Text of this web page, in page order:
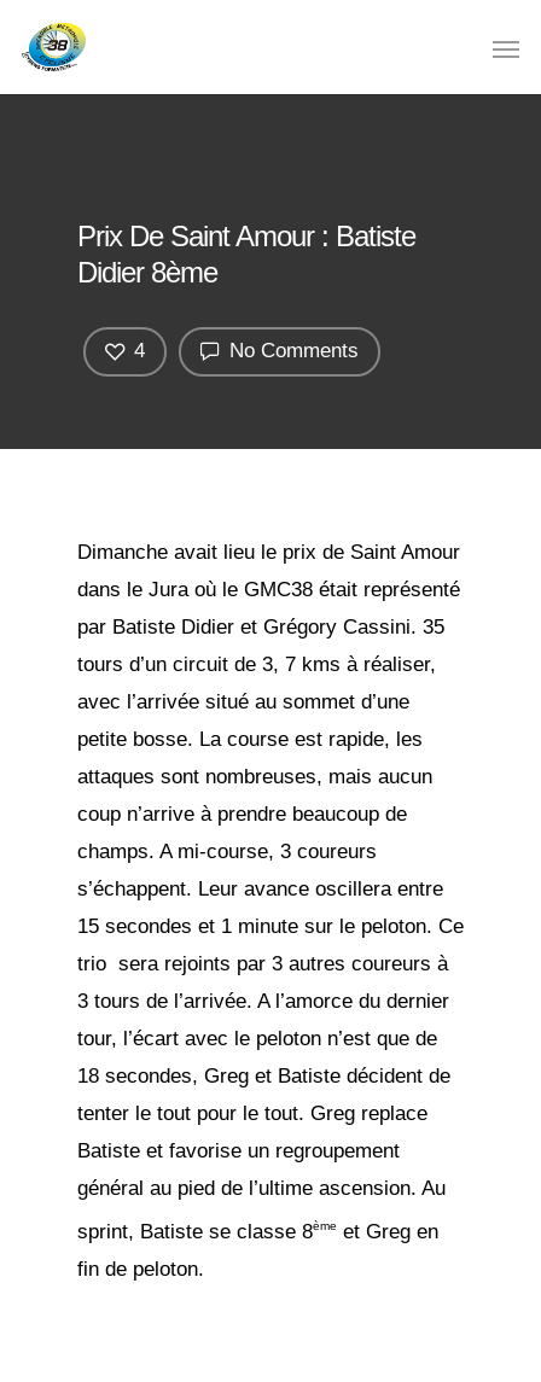
Prix De Saint Amour : Batiste
Didier 8ème
No Comments
4
Dimanche avait lieu le prix de Saint Amour
dans le Jura où le GMC38 était représenté
par Batiste Didier et Grégory Cassini. 35
tours d’un circuit de 3, 7 kms à réaliser,
avec l’arrivée situé au sommet d’une
petite bosse. La course est rapide, les
attaques sont nombreuses, mais aucun
coup n’arrive à prendre beaucoup de
champs. A mi-course, 3 coureurs
s’échappent. Leur avance oscillera entre
15 secondes et 1 minute sur le peloton. Ce
trio sera rejoints par 3 autres coureurs à
3 tours de l’arrivée. A l’amorce du dernier
tour, l’écart avec le peloton n’est que de
18 secondes, Greg et Batiste décident de
tenter le tout pour le tout. Greg replace
Batiste et favorise un regroupement
général au pied de l’ultime ascension. Au
sprint, Batiste se classe 8ème et Greg en
fin de peloton.